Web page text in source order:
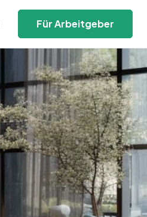
Für Arbeitgeber